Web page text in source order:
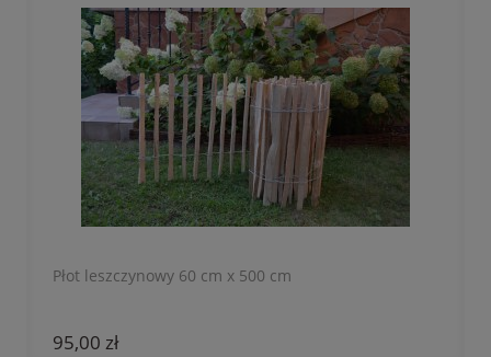
Płot leszczynowy 60 cm x 500 cm
95,00 zł